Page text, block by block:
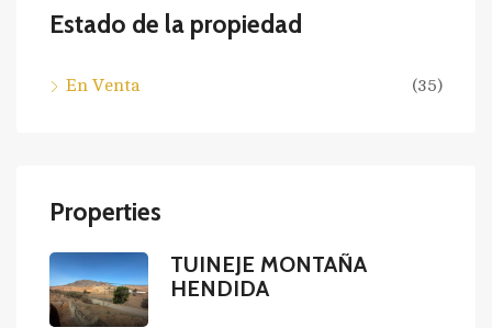
Estado de la propiedad
En Venta (35)
Properties
TUINEJE MONTAÑA
HENDIDA